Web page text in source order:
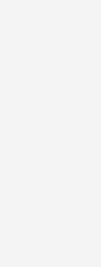
امروز است.